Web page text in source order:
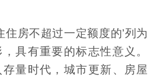
住房不超过一定额度的’列为
具有重要的标志性意义。
量时代，城市更新、房屋